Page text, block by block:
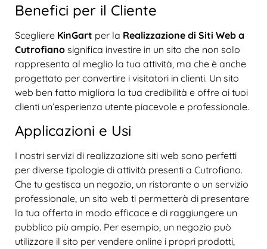
Benefici per il Cliente
Scegliere KinGart per la Realizzazione di Siti Web a
Cutrofiano significa investire in un sito che non solo
rappresenta al meglio la tua attività, ma che è anche
progettato per convertire i visitatori in clienti. Un sito
web ben fatto migliora la tua credibilità e offre ai tuoi
clienti un’esperienza utente piacevole e professionale.
Applicazioni e Usi
I nostri servizi di realizzazione siti web sono perfetti
per diverse tipologie di attività presenti a Cutrofiano.
Che tu gestisca un negozio, un ristorante o un servizio
professionale, un sito web ti permetterà di presentare
la tua offerta in modo efficace e di raggiungere un
pubblico più ampio. Per esempio, un negozio può
utilizzare il sito per vendere online i propri prodotti,